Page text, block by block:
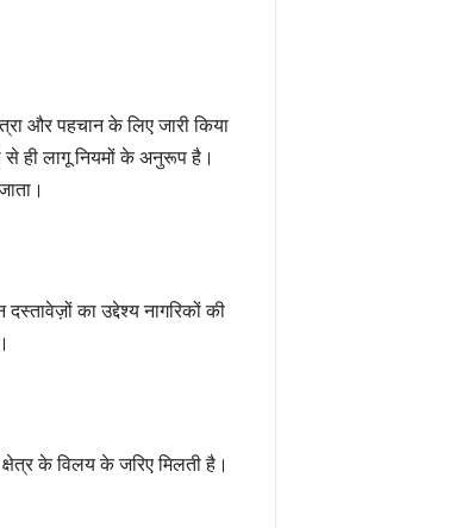
और पहचान के लिए जारी किया
से ही लागू नियमों के अनुरूप है।
का उद्देश्य नागरिकों की
के विलय के जरिए मिलती है।